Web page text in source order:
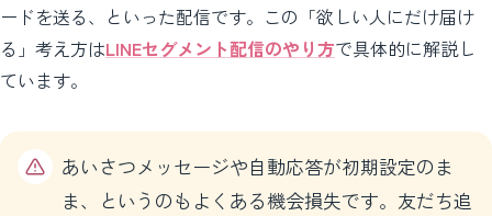
ードを送る、といった配信です。この「欲しい人にだけ届け
る」考え方はLINEセグメント配信のやり方で具体的に解説し
ています。
あいさつメッセージや自動応答が初期設定のま
ま、というのもよくある機会損失です。友だち追